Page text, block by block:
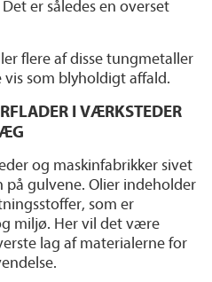
er således en overset
flere af disse tungmetaller
vis som blyholdigt affald.
I VÆRKSTEDER
og maskinfabrikker sivet
gulvene. Olier indeholder
som er
miljø. Her vil det være
lag af materialerne for